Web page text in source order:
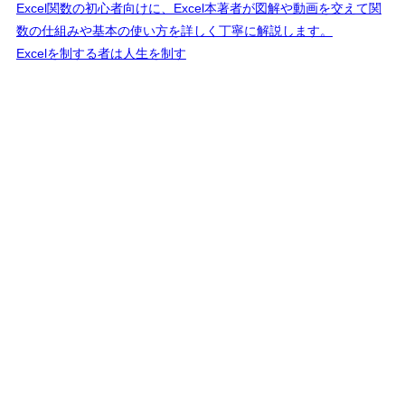
Excel関数の初心者向けに、Excel本著者が図解や動画を交えて関
数の仕組みや基本の使い方を詳しく丁寧に解説します。
Excelを制する者は人生を制す